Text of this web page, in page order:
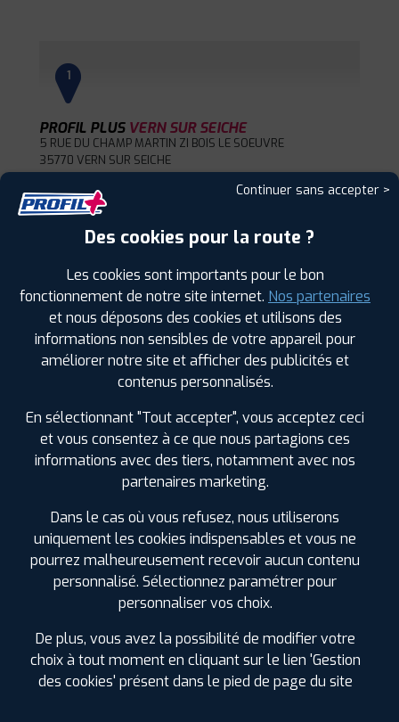
1
PROFIL PLUSVERN SUR SEICHE
5 RUE DU CHAMP MARTIN ZI BOIS LE SOEUVRE
35770 VERN SUR SEICHE
0223270605
HORAIRES | +D'INFOS
PROFIL PLUSSAINT MEEN LE GRAND
PARC D'ACTIVITES DE H/BRETAGNE RUE DENIS
PAPIN35290 SAINT-MEEN-LE-GRAND
HORAIRES | +D'INFOS
LES GARAGES PROFIL PLUS
DANS LES VILLES À PROXIMITÉ
Acigné (35)
Bain-de-Bretagne (35)
Betton (35)
Bruz (35)
Cesson-Sévigné (35)
Chantepie (35)
Chartres-de-Bretagne (35)
Continuer sans accepter >
Des cookies pour la route ?
Les cookies sont importants pour le bon
fonctionnement de notre site internet. Nos partenaires
et nous déposons des cookies et utilisons des
informations non sensibles de votre appareil pour
améliorer notre site et afficher des publicités et
contenus personnalisés.
En sélectionnant "Tout accepter", vous acceptez ceci
et vous consentez à ce que nous partagions ces
informations avec des tiers, notamment avec nos
partenaires marketing.
Dans le cas où vous refusez, nous utiliserons
uniquement les cookies indispensables et vous ne
pourrez malheureusement recevoir aucun contenu
personnalisé. Sélectionnez paramétrer pour
personnaliser vos choix.
De plus, vous avez la possibilité de modifier votre
choix à tout moment en cliquant sur le lien 'Gestion
des cookies' présent dans le pied de page du site